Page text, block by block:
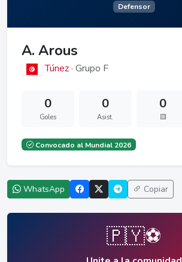
Defensor
A. Arous
Túnez · Grupo F
0
Goles
0
Asist.
0
🟨
Convocado al Mundial 2026
WhatsApp Copiar
🇵🇾⚽